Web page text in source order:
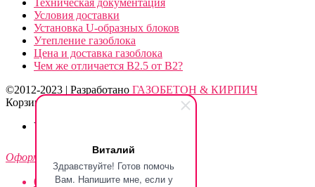
Виталий
Здравствуйте! Готов помочь
Вам. Напишите мне, если у
Условия доставки
Установка U-образных блоков
Утепление газоблока
Цена и доставка газоблока
Чем же отличается B2.5 от B2?
©2012-2023 | Разработано ГАЗОБЕТОН & КИРПИЧ
Корзина
Your cart is empty!
Оформить заказ 0.0 ₽
0